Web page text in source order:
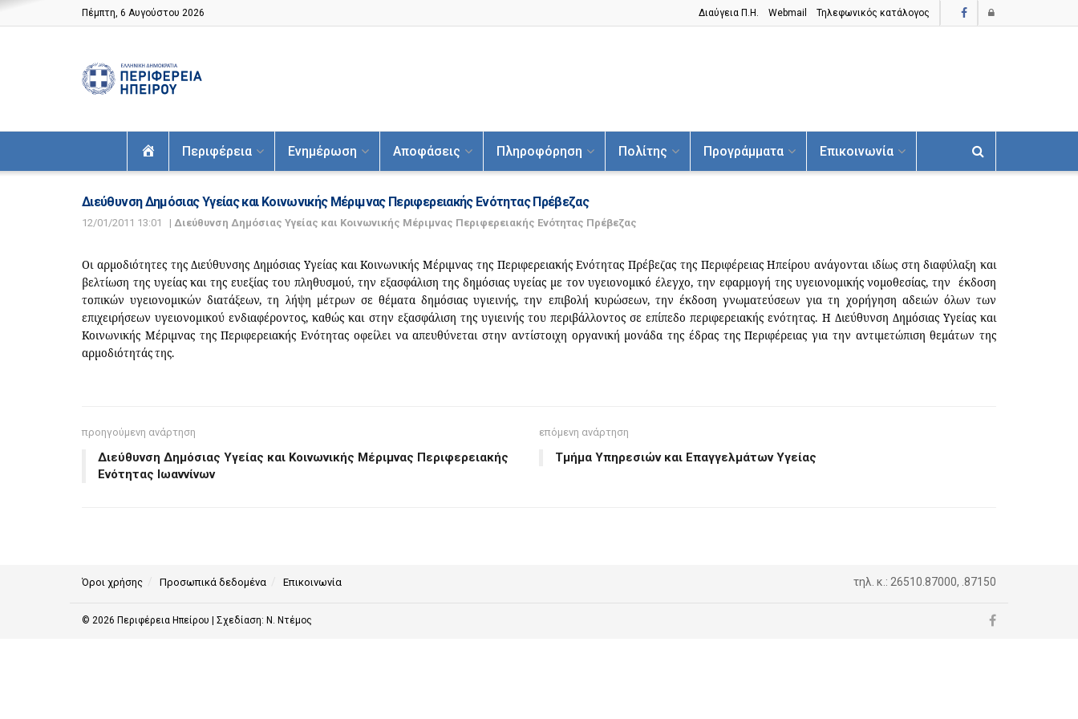
Πέμπτη, 6 Αυγούστου 2026 Διαύγεια Π.H. Webmail Τηλεφωνικός κατάλογος
ΑρχικήΠεριφέρεια Ενημέρωση Αποφάσεις Πληροφόρηση Πολίτης Προγράμματα Επικοινωνία
Διεύθυνση Δημόσιας Υγείας και Κοινωνικής Μέριμνας Περιφερειακής Ενότητας Πρέβεζας
12/01/2011 13:01 | Διεύθυνση Δημόσιας Υγείας και Κοινωνικής Μέριμνας Περιφερειακής Ενότητας Πρέβεζας
Οι αρμοδιότητες της Διεύθυνσης Δημόσιας Υγείας και Κοινωνικής Μέριμνας της Περιφερειακής Ενότητας Πρέβεζας της Περιφέρειας Ηπείρου ανάγονται ιδίως στη διαφύλαξη και
βελτίωση της υγείας και της ευεξίας του πληθυσμού, την εξασφάλιση της δημόσιας υγείας με τον υγειονομικό έλεγχο, την εφαρμογή της υγειονομικής νομοθεσίας, την
έκδοση
τοπικών υγειονομικών διατάξεων, τη λήψη μέτρων σε θέματα δημόσιας υγιεινής, την επιβολή κυρώσεων, την έκδοση γνωματεύσεων για τη χορήγηση αδειών όλων των
επιχειρήσεων υγειονομικού ενδιαφέροντος, καθώς και στην εξασφάλιση της υγιεινής του περιβάλλοντος σε επίπεδο περιφερειακής ενότητας. Η Διεύθυνση Δημόσιας Υγείας και
Κοινωνικής Μέριμνας της Περιφερειακής Ενότητας οφείλει να απευθύνεται στην αντίστοιχη οργανική μονάδα της έδρας της Περιφέρειας για την αντιμετώπιση θεμάτων της
αρμοδιότητάς της.
προηγούμενη ανάρτηση
Διεύθυνση Δημόσιας Υγείας και Κοινωνικής Μέριμνας Περιφερειακής
Ενότητας Ιωαννίνων
επόμενη ανάρτηση
Τμήμα Υπηρεσιών και Επαγγελμάτων Υγείας
Όροι χρήσης Προσωπικά δεδομένα Επικοινωνία τηλ. κ.: 26510.87000, .87150
© 2026 Περιφέρεια Ηπείρου | Σχεδίαση: Ν. Ντέμος